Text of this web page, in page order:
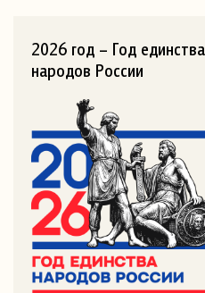
2026 год – Год единства
народов России